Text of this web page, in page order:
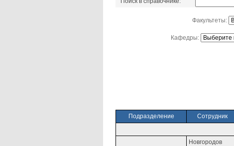
Факультеты:
Кафедры:
Подразделение Сотрудник
Новгородов